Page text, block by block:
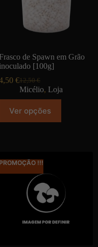
Frasco de Spawn em Grão
inoculado [100g]
12,50€
€
Micélio, Loja
Ver opções
PROMOÇÃO !!!